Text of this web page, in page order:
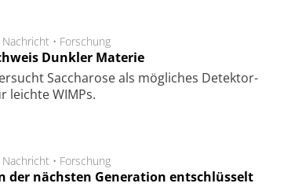
Nachricht • Forschung
Dunkler Materie
Saccha­ro­se als mög­li­ches De­tek­tor­
leich­te WIMPs.
Nachricht • Forschung
der nächsten Generation entschlüsselt